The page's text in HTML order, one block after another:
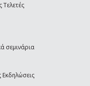
Τελετές
σεμινάρια
Εκδηλώσεις